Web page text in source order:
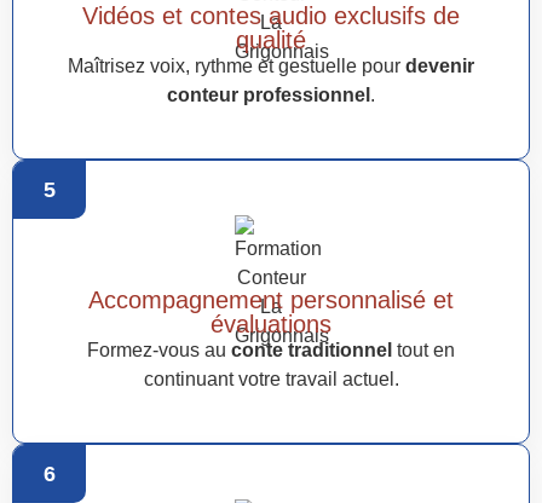
Vidéos et contes audio exclusifs de
qualité
Maîtrisez voix, rythme et gestuelle pour devenir
conteur professionnel .
5
Accompagnement personnalisé et
évaluations
Formez-vous au conte traditionnel tout en
continuant votre travail actuel.
6